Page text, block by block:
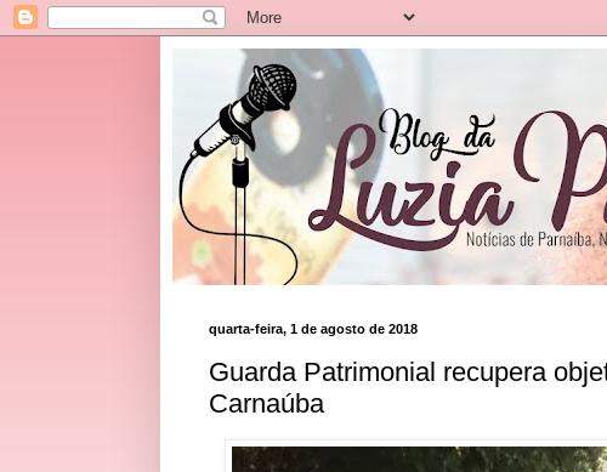
quarta-feira, 1 de agosto de 2018
Guarda Patrimonial recupera
Carnaúba